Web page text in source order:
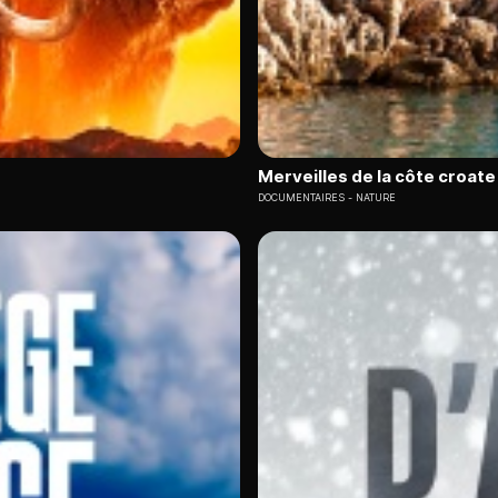
Merveilles de la côte
DOCUMENTAIRES NATURE